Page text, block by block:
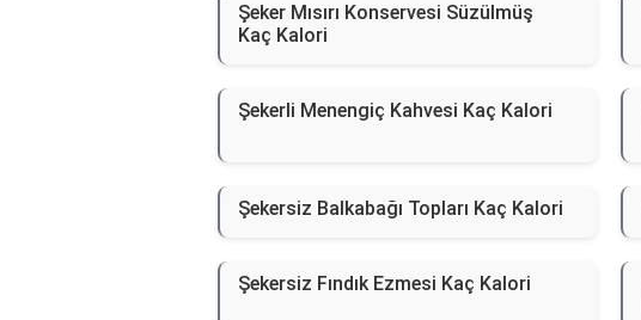
Şeker Mısırı Konservesi Süzülmüş
Kaç Kalori
Şekerli Menengiç Kahvesi Kaç Kalori
Şekersiz Balkabağı Topları Kaç Kalori
Şekersiz Fındık Ezmesi Kaç Kalori